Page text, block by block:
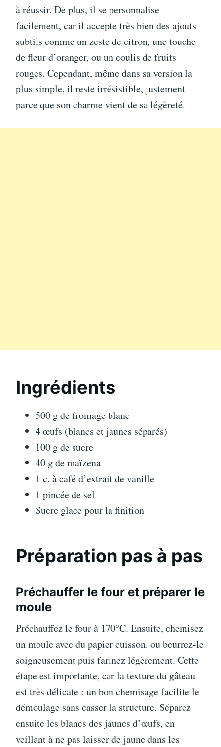
à réussir. De plus, il se personnalise
facilement, car il accepte très bien des ajouts
subtils comme un zeste de citron, une touche
de fleur d’oranger, ou un coulis de fruits
rouges. Cependant, même dans sa version la
plus simple, il reste irrésistible, justement
parce que son charme vient de sa légèreté.
Ingrédients
500 g de fromage blanc
4 œufs (blancs et jaunes séparés)
100 g de sucre
40 g de maïzena
1 c. à café d’extrait de vanille
1 pincée de sel
Sucre glace pour la finition
Préparation pas à pas
Préchauffer le four et préparer le
moule
Préchauffez le four à 170°C. Ensuite, chemisez
un moule avec du papier cuisson, ou beurrez-le
soigneusement puis farinez légèrement. Cette
étape est importante, car la texture du gâteau
est très délicate : un bon chemisage facilite le
démoulage sans casser la structure. Séparez
ensuite les blancs des jaunes d’œufs, en
veillant à ne pas laisser de jaune dans les